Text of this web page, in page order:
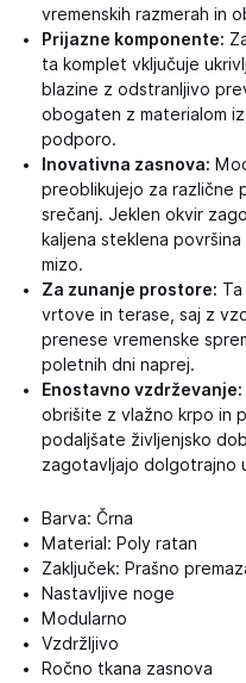
vremenskih razmerah in
Prijazne komponente:
ta komplet vključuje
blazine z odstranljivo
obogaten z materialom
podporo.
Inovativna zasnova:
preoblikujejo za različne
srečanj. Jeklen okvir
kaljena steklena
mizo.
Za zunanje prostore:
vrtove in terase, saj z
prenese vremenske
poletnih dni naprej.
Enostavno vzdrževanje:
obrišite z vlažno krpo in
podaljšate življenjsko
zagotavljajo dolgotrajno
Barva: Črna
Material: Poly ratan
Zaključek: Prašno
Nastavljive noge
Modularno
Vzdržljivo
Ročno tkana zasnova